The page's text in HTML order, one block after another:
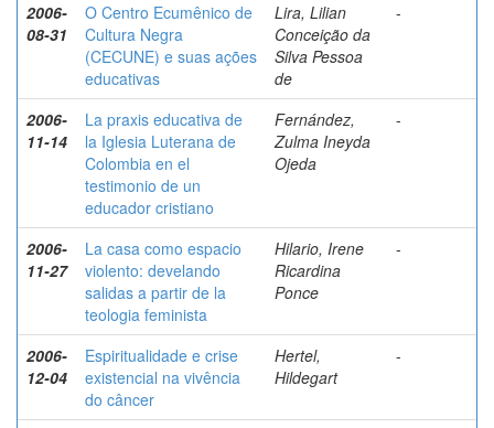
2006-
08-31
O Centro Ecumênico de
Cultura Negra
(CECUNE) e suas ações
educativas
Lira, Lilian
Conceição da
Silva Pessoa
de
-
2006-
11-14
La praxis educativa de
la Iglesia Luterana de
Colombia en el
testimonio de un
educador cristiano
Fernández,
Zulma Ineyda
Ojeda
-
2006-
11-27
La casa como espacio
violento: develando
salidas a partir de la
teologia feminista
Hilario, Irene
Ricardina
Ponce
-
2006-
12-04
Espiritualidade e crise
existencial na vivência
do câncer
Hertel,
Hildegart
-